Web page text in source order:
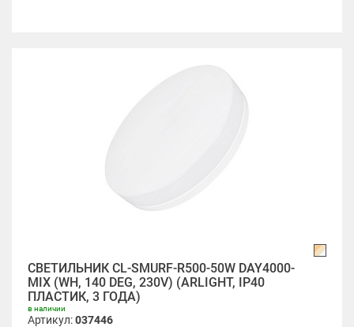
СВЕТИЛЬНИК CL-SMURF-R500-50W DAY4000-
MIX (WH, 140 DEG, 230V) (ARLIGHT, IP40
ПЛАСТИК, 3 ГОДА)
в наличии
Артикул:037446